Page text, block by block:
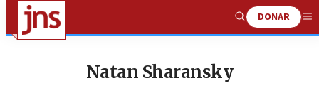
Show
Search
DONAR
Natan Sharansky